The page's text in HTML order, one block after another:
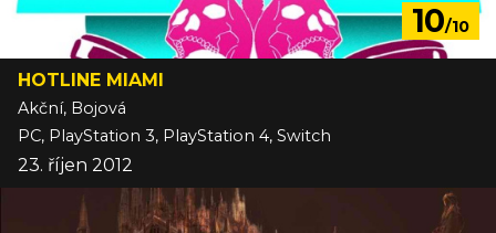
10/10
HOTLINE MIAMI
Akční, Bojová
PC, PlayStation 3, PlayStation 4, Switch
23. říjen 2012